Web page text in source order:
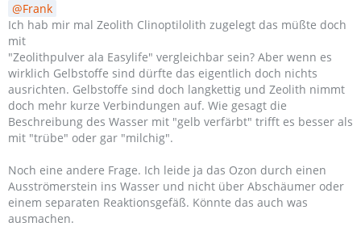
Frank
Ich hab mir mal Zeolith Clinoptilolith zugelegt das müßte doch
mit
"Zeolithpulver ala Easylife" vergleichbar sein? Aber wenn es
wirklich Gelbstoffe sind dürfte das eigentlich doch nichts
ausrichten. Gelbstoffe sind doch langkettig und Zeolith nimmt
doch mehr kurze Verbindungen auf. Wie gesagt die
Beschreibung des Wasser mit "gelb verfärbt" trifft es besser als
mit "trübe" oder gar "milchig".
Noch eine andere Frage. Ich leide ja das Ozon durch einen
Ausströmerstein ins Wasser und nicht über Abschäumer oder
einem separaten Reaktionsgefäß. Könnte das auch was
ausmachen.